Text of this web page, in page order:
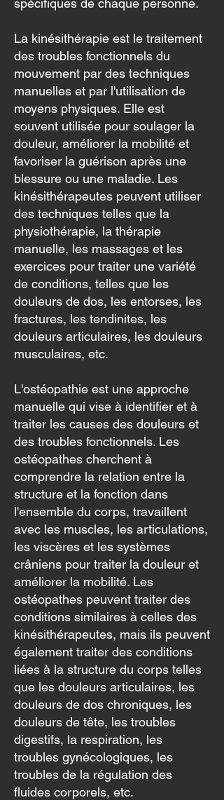
spécifiques de chaque personne.
La kinésithérapie est le traitement
des troubles fonctionnels du
mouvement par des techniques
manuelles et par l'utilisation de
moyens physiques. Elle est
souvent utilisée pour soulager la
douleur, améliorer la mobilité et
favoriser la guérison après une
blessure ou une maladie. Les
kinésithérapeutes peuvent utiliser
des techniques telles que la
physiothérapie, la thérapie
manuelle, les massages et les
exercices pour traiter une variété
de conditions, telles que les
douleurs de dos, les entorses, les
fractures, les tendinites, les
douleurs articulaires, les douleurs
musculaires, etc.
L'ostéopathie est une approche
manuelle qui vise à identifier et à
traiter les causes des douleurs et
des troubles fonctionnels. Les
ostéopathes cherchent à
comprendre la relation entre la
structure et la fonction dans
l'ensemble du corps, travaillent
avec les muscles, les articulations,
les viscères et les systèmes
crâniens pour traiter la douleur et
améliorer la mobilité. Les
ostéopathes peuvent traiter des
conditions similaires à celles des
kinésithérapeutes, mais ils peuvent
également traiter des conditions
liées à la structure du corps telles
que les douleurs articulaires, les
douleurs de dos chroniques, les
douleurs de tête, les troubles
digestifs, la respiration, les
troubles gynécologiques, les
troubles de la régulation des
fluides corporels, etc.